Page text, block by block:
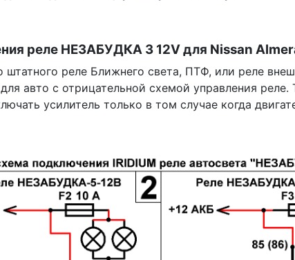
реле НЕЗАБУДКА 3 12V для Nissan
реле Ближнего света, ПТФ, или реле
авто с отрицательной схемой управления
усилитель только в том случае когда